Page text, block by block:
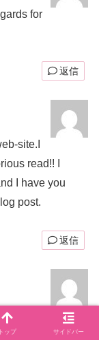
for
返信
site.I
read!! I
I have you
post.
返信
I
sympathy far
トップ サイドバー